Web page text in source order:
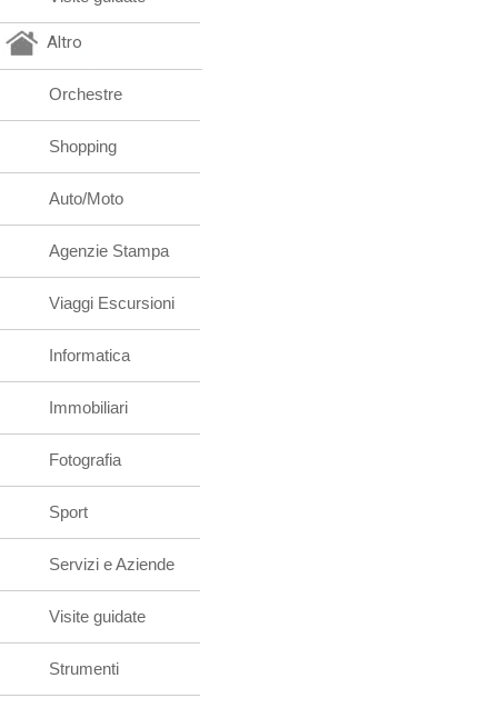
Altro
Orchestre
Shopping
Auto/Moto
Agenzie Stampa
Viaggi Escursioni
Informatica
Immobiliari
Fotografia
Sport
Servizi e Aziende
Visite guidate
Strumenti